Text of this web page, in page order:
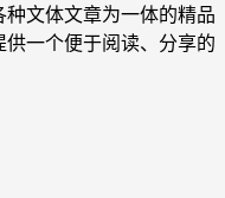
文体文章为一体的精品
一个便于阅读、分享的